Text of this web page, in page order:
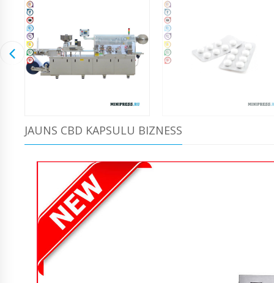
JAUNS CBD KAPSULU BIZNESS